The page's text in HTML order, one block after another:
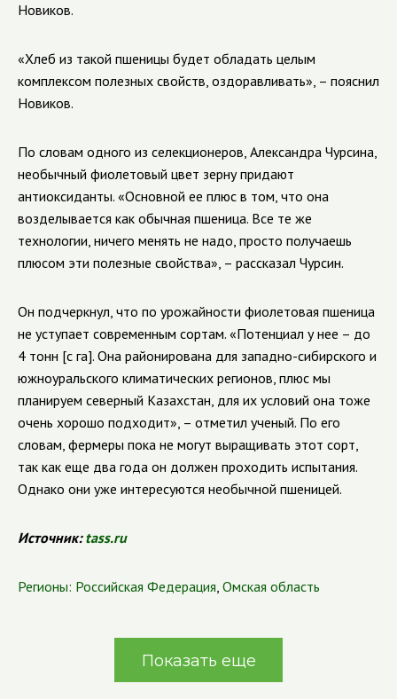
Новиков.
«Хлеб из такой пшеницы будет обладать целым
комплексом полезных свойств, оздоравливать», – пояснил
Новиков.
По словам одного из селекционеров, Александра Чурсина,
необычный фиолетовый цвет зерну придают
антиоксиданты. «Основной ее плюс в том, что она
возделывается как обычная пшеница. Все те же
технологии, ничего менять не надо, просто получаешь
плюсом эти полезные свойства», – рассказал Чурсин.
Он подчеркнул, что по урожайности фиолетовая пшеница
не уступает современным сортам. «Потенциал у нее – до
4 тонн [с га]. Она районирована для западно-сибирского и
южноуральского климатических регионов, плюс мы
планируем северный Казахстан, для их условий она тоже
очень хорошо подходит», – отметил ученый. По его
словам, фермеры пока не могут выращивать этот сорт,
так как еще два года он должен проходить испытания.
Однако они уже интересуются необычной пшеницей.
Источник:tass.ru
Регионы: Российская Федерация, Омская область
Показать еще